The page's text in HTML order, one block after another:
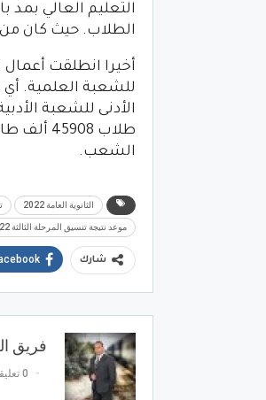
التعليم العالي بمد
الطلاب. حيث كان من
الشعب.
الثانوية العامة 2022
موعد نتيجة تنسيق المرحلة الثالثة 2022
شارك
فريق
0 تعليقات